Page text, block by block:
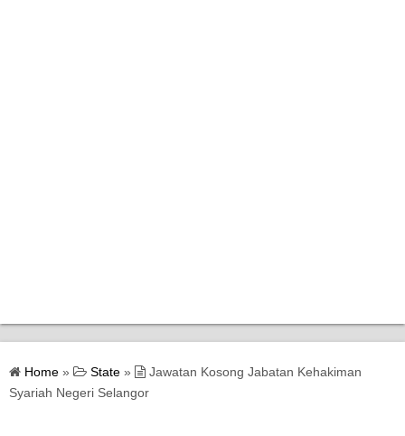
Home
Bantuan Kerajaan
Home » State »
Jawatan Kosong Jabatan Kehakiman
Syariah Negeri Selangor